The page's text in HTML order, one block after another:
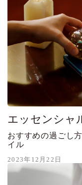
エッセンシャ
おすすめの過ごし
イル
2023年12月22日